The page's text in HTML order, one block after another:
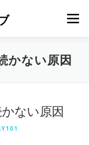
メニュー
かない原因
ない原因